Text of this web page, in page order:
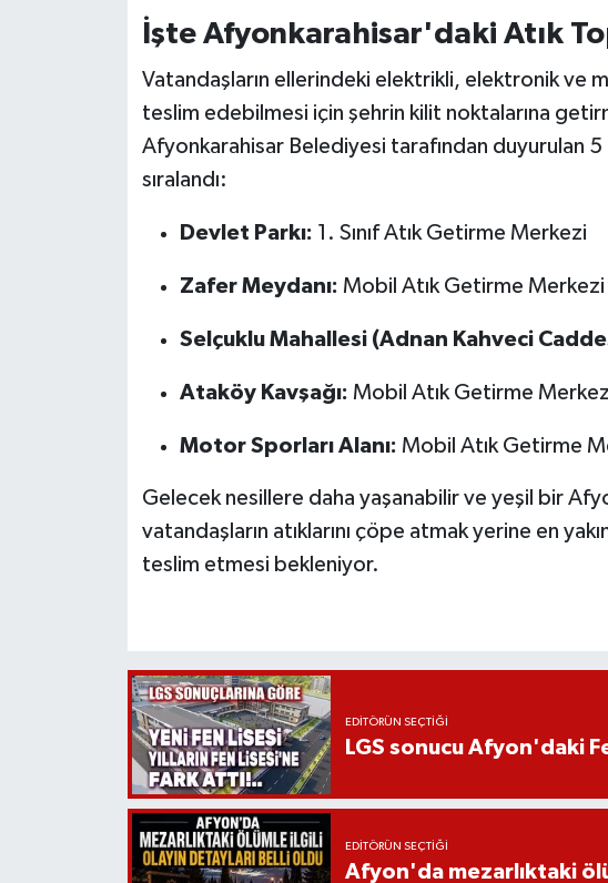
İşte Afyonkarahisar'daki Atık
Vatandaşların ellerindeki elektrikli, elektronik ve
teslim edebilmesi için şehrin kilit noktalarına
Afyonkarahisar Belediyesi tarafından duyurulan 5
sıralandı:
Devlet Parkı: 1. Sınıf Atık Getirme Merkezi
Zafer Meydanı: Mobil Atık Getirme Merkezi
Selçuklu Mahallesi (Adnan Kahveci
Ataköy Kavşağı: Mobil Atık Getirme
Motor Sporları Alanı: Mobil Atık Getirme
Gelecek nesillere daha yaşanabilir ve yeşil bir
vatandaşların atıklarını çöpe atmak yerine en
teslim etmesi bekleniyor.
EDITÖRÜN SEÇTIĞI
LGS sonucu Afyon'daki
EDITÖRÜN SEÇTIĞI
Afyon'da mezarlıktaki